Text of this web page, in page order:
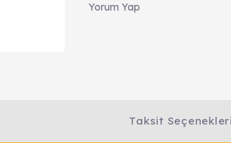
Yorum Yap
Taksit Seçenekleri